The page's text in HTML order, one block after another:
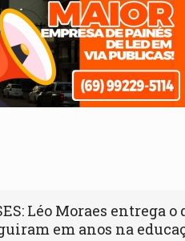
Léo Moraes entrega o
em anos na